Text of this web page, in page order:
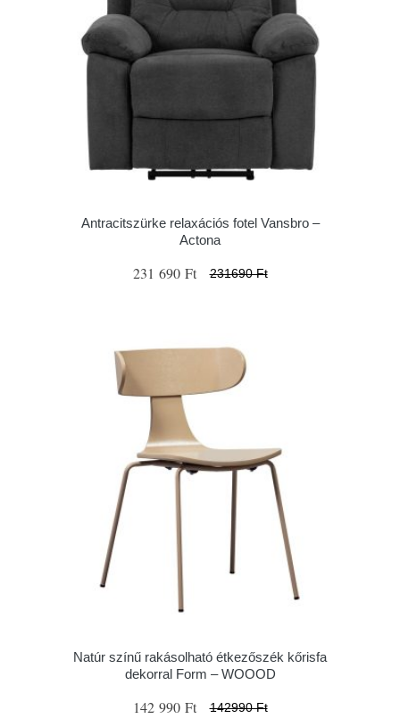
Antracitszürke relaxációs fotel Vansbro –
Actona
231 690 Ft 231690 Ft
Natúr színű rakásolható étkezőszék kőrisfa
dekorral Form – WOOOD
142 990 Ft 142990 Ft